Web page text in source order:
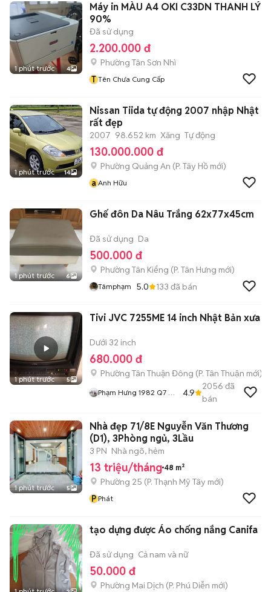
1 phút trước 4
Máy in MÀU A4 OKI C33DN THANH LÝ
90%
Đã sử dụng
2.200.000 đ
Phường Tân Sơn Nhì
T Tên Chưa Cung Cấp
1 phút trước 14
Nissan Tiida tự động 2007 nhập Nhật
rất đẹp
2007 98.652 km Xăng Tự động
130.000.000 đ
Phường Quảng An (P. Tây Hồ mới)
a Anh Hữu
1 phút trước 6
Ghế đôn Da Nâu Trắng 62x77x45cm
Đã sử dụng Da
500.000 đ
Phường Tân Kiểng (P. Tân Hưng mới)
Tâmphạm 5.0 133 đã bán
1 phút trước 5
Tivi JVC 7255ME 14 inch Nhật Bản xưa
Dưới 32 inch
680.000 đ
Phường Tân Thuận Đông (P. Tân Thuận mới)
Phạm Hưng 1982 Q7 Đồ
4.9
2056 đã
bán
1 phút trước 5
Nhà đẹp 71/8E Nguyễn Văn Thương
(D1), 3Phòng ngủ, 3Lầu
3 PN Nhà ngõ, hẻm
13 triệu/tháng 48 m²
Phường 25 (P. Thạnh Mỹ Tây mới)
P Phát
tạo dựng được Áo chống nắng Canifa
Đã sử dụng Cả nam và nữ
50.000 đ
Phường Mai Dịch (P. Phú Diễn mới)